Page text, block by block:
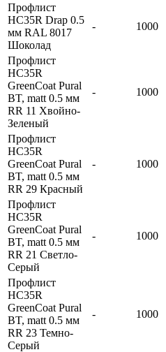
Профлист
HC35R Drap 0.5
мм RAL 8017
Шоколад
- 1000
Профлист
HC35R
GreenCoat Pural
BT, matt 0.5 мм
RR 11 Хвойно-
Зеленый
- 1000
Профлист
HC35R
GreenCoat Pural
BT, matt 0.5 мм
RR 29 Красный
- 1000
Профлист
HC35R
GreenCoat Pural
BT, matt 0.5 мм
RR 21 Светло-
Серый
- 1000
Профлист
HC35R
GreenCoat Pural
BT, matt 0.5 мм
RR 23 Темно-
Серый
- 1000